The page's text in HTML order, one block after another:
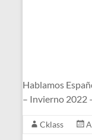
Hablamos
– Invierno 2022
Cklass